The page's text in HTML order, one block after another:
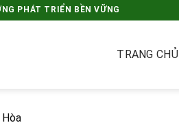
PHÁT TRIỂN BỀN VỮNG
TRANG CHỦ